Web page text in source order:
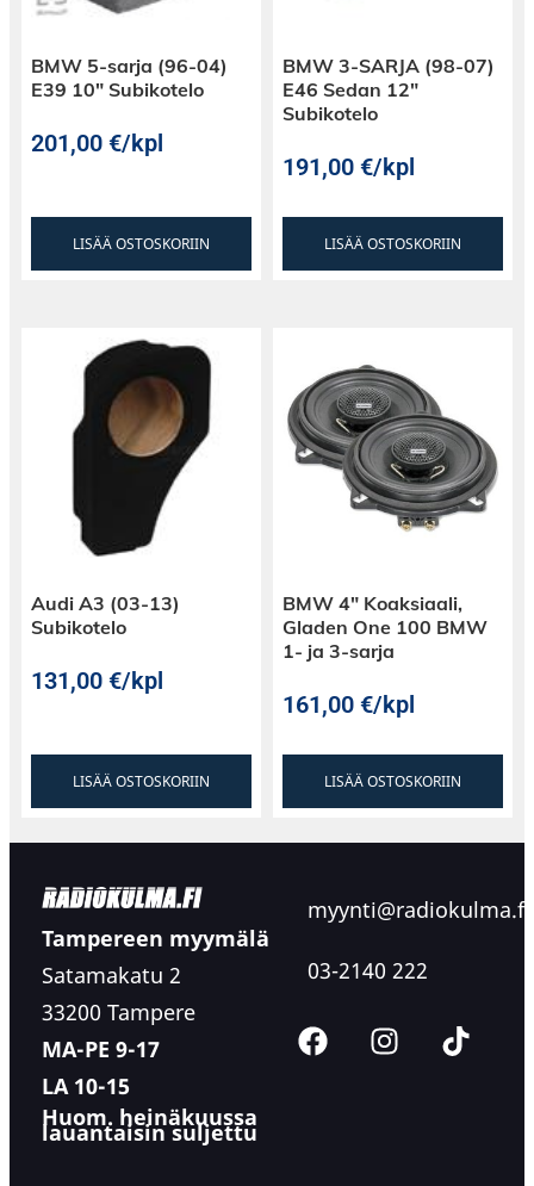
BMW 5-sarja (96-04)
E39 10″ Subikotelo
201,00€/kpl
LISÄÄ OSTOSKORIIN
BMW 3-SARJA (98-07)
E46 Sedan 12″
Subikotelo
191,00€/kpl
LISÄÄ OSTOSKORIIN
Audi A3 (03-13)
Subikotelo
131,00€/kpl
LISÄÄ OSTOSKORIIN
BMW 4″ Koaksiaali,
Gladen One 100 BMW
1- ja 3-sarja
161,00€/kpl
LISÄÄ OSTOSKORIIN
Tampereen myymälä
Satamakatu 2
33200 Tampere
MA-PE 9-17
LA 10-15
Huom. heinäkuussa
lauantaisin suljettu
myynti@radiokulma.fi
03-2140 222